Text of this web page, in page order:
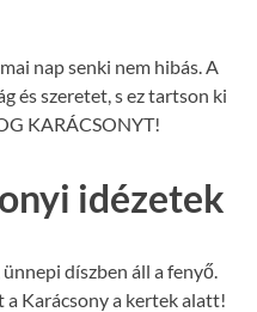
nap senki nem hibás. A
és szeretet, s ez tartson ki
KARÁCSONYT!
idézetek
díszben áll a fenyő.
a Karácsony a kertek alatt!